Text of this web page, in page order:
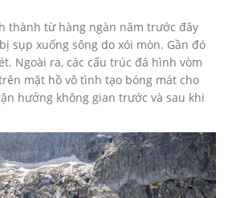
thành từ hàng ngàn năm trước đây
sụp xuống sông do xói mòn. Gần đó
Ngoài ra, các cấu trúc đá hình vòm
mặt hồ vô tình tạo bóng mát cho
hưởng không gian trước và sau khi